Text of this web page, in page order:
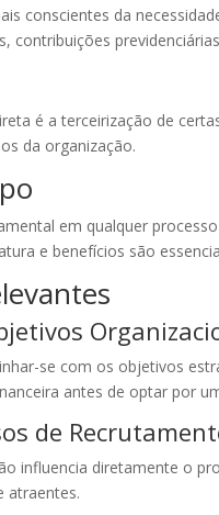
conscientes da
contribuições
é a terceirização de
da organização.
em qualquer
e benefícios são
se com os objetivos
antes de optar por
de
influencia diretamente o
atraentes.